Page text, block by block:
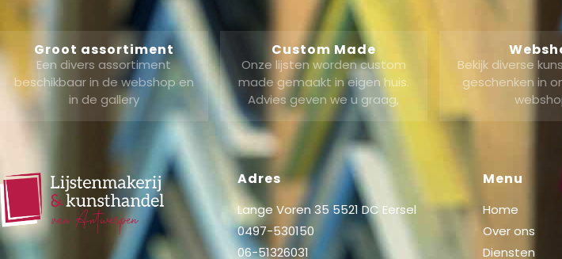
Groot assortiment
Een divers assortiment
beschikbaar in de webshop en
in de gallery
Custom Made
Onze lijsten worden custom
made gemaakt in eigen huis.
Advies geven we u graag,
Bekijk diverse
geschenken in
Adres
Lange Voren 35 5521 DC Eersel
0497-530150
06-51326031
Menu
Home
Over ons
Diensten